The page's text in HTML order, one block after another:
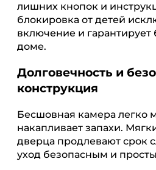
лишних кнопок и
блокировка от детей
включение и гарантирует
доме.
Долговечность и
конструкция
Бесшовная камера легко
накапливает запахи.
дверца продлевают срок
уход безопасным и